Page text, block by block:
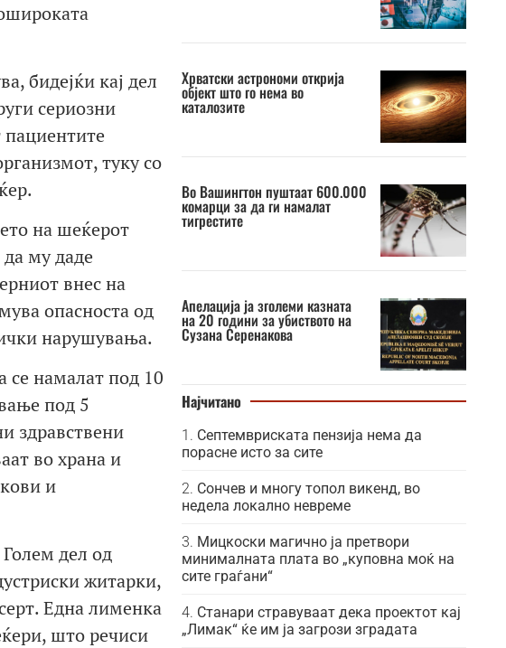
бидејќи кај дел
сериозни
туку со
на шеќерот
му даде
внес на
опасноста од
нарушувања.
се намалат под 10
под 5
здравствени
во храна и
и
дел од
житарки,
Една лименка
што речиси
Хрватски астрономи открија
објект што го нема во
каталозите
Во Вашингтон пуштаат 600.000
комарци за да ги намалат
тигрестите
Апелација ја зголеми казната
на 20 години за убиството на
Сузана Серенакова
Најчитано
Септемвриската пензија нема да
порасне исто за сите
Сончев и многу топол викенд, во
недела локално невреме
Мицкоски магично ја претвори
минималната плата во „куповна моќ на
сите граѓани“
Станари стравуваат дека проектот кај
„Лимак“ ќе им ја загрози зградата